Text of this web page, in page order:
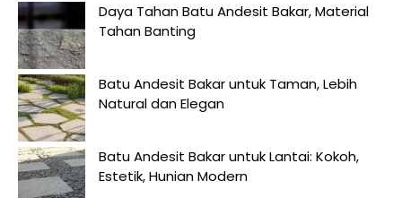
Daya Tahan Batu Andesit Bakar, Material
Tahan Banting
Batu Andesit Bakar untuk Taman, Lebih
Natural dan Elegan
Batu Andesit Bakar untuk Lantai: Kokoh,
Estetik, Hunian Modern